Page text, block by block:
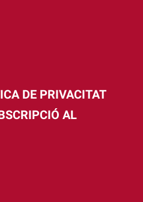
DE PRIVACITAT
AL